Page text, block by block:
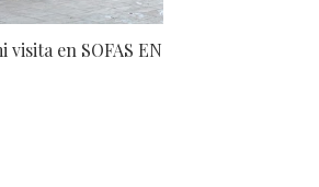
visita en SOFAS EN